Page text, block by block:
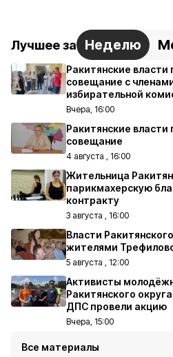
Лучшее за Неделю
Ракитянские власти
совещание с
избирательной
Вчера, 16:00
Ракитянские
совещание
4 августа , 16:00
Жительница
парикмахерскую
контракту
3 августа , 16:00
Власти
жителями
5 августа , 12:00
Активисты
Ракитянского
ДПС провели акцию
Вчера, 15:00
Все материалы